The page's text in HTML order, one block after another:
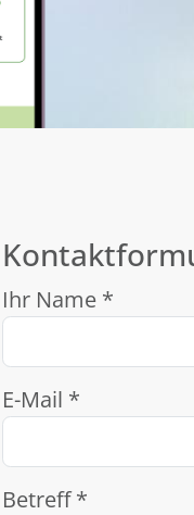
Ihr Name *
E-Mail *
Betreff *